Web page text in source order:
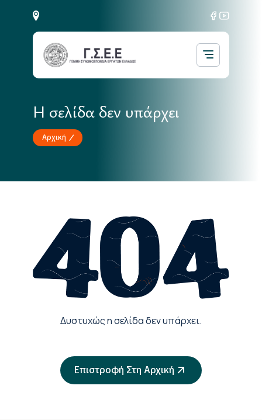
Η σελίδα δεν υπάρχει
Αρχική
Δυστυχώς η σελίδα δεν υπάρχει.
Επιστροφή Στη Αρχική